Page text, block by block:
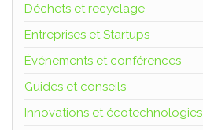
Déchets et recyclage
Entreprises et Startups
Événements et conférences
Guides et conseils
Innovations et écotechnologies